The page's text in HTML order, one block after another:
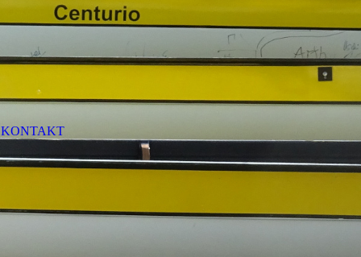
KONTAKT